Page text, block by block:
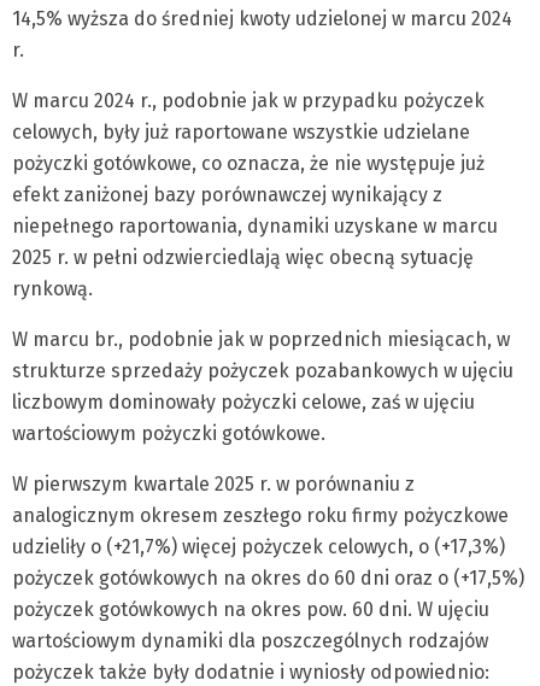
14,5% wyższa do średniej kwoty udzielonej w marcu 2024
r.
W marcu 2024 r., podobnie jak w przypadku pożyczek
celowych, były już raportowane wszystkie udzielane
pożyczki gotówkowe, co oznacza, że nie występuje już
efekt zaniżonej bazy porównawczej wynikający z
niepełnego raportowania, dynamiki uzyskane w marcu
2025 r. w pełni odzwierciedlają więc obecną sytuację
rynkową.
W marcu br., podobnie jak w poprzednich miesiącach, w
strukturze sprzedaży pożyczek pozabankowych w ujęciu
liczbowym dominowały pożyczki celowe, zaś w ujęciu
wartościowym pożyczki gotówkowe.
W pierwszym kwartale 2025 r. w porównaniu z
analogicznym okresem zeszłego roku firmy pożyczkowe
udzieliły o (+21,7%) więcej pożyczek celowych, o (+17,3%)
pożyczek gotówkowych na okres do 60 dni oraz o (+17,5%)
pożyczek gotówkowych na okres pow. 60 dni. W ujęciu
wartościowym dynamiki dla poszczególnych rodzajów
pożyczek także były dodatnie i wyniosły odpowiednio: